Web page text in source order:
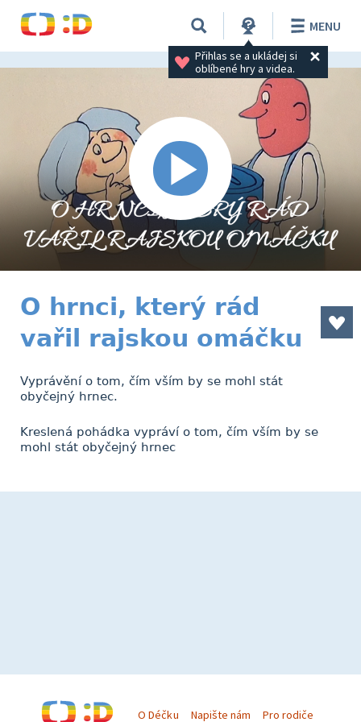
Přihlas se a ukládej si
oblíbené hry a videa.
MENU
O hrnci, který rád
vařil rajskou omáčku
Vyprávění o tom, čím vším by se mohl stát
obyčejný hrnec.
Kreslená pohádka vypráví o tom, čím vším by se
mohl stát obyčejný hrnec
O Déčku Napište nám Pro rodiče